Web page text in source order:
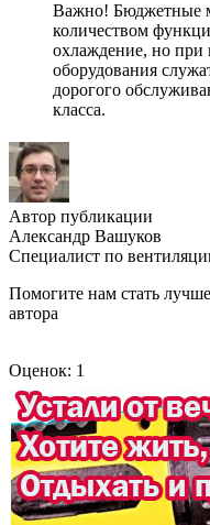
Важно! Бюджетные
количеством
охлаждение, но при
оборудования
дорогого
класса.
Автор публикации
Александр Вашуков
Специалист по
Помогите нам стать
автора
Оценок: 1